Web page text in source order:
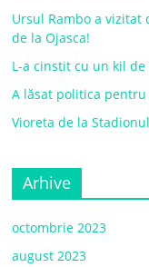
Ursul Rambo a vizitat
de la Ojasca!
L-a cinstit cu un kil
A lăsat politica
Vioreta de la
Arhive
octombrie 2023
august 2023